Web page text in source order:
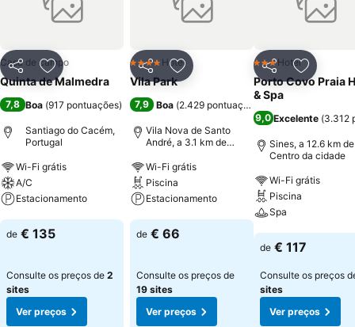
Covo a 20 km. Falamos o seu idioma!
PartilharAdicionar aos favoritos
Casa de campo
Quinta de Malmedra
7,8 Boa (917 pontuações)
Santiago do Cacém,
Portugal
Wi-Fi grátis
A/C
Estacionamento
Ver preços
de € 135
Consulte os preços de 2
sites
Ver preços
PartilharAdicionar aos favoritos
4 EstrelasHotel
Vila Park
7,9 Boa (2.429 pontuações
Vila Nova de Santo
André, a 3.1 km de
Wi-Fi grátis
Piscina
Estacionamento
Ver preços
de € 66
Consulte os preços de
19 sites
Ver preços
Partilhar
3 Estrelas
Hotel
Porto Covo Praia
& Spa
9,0 Excelente (3.312
Sines, a 12.6 km de
Centro da cidade
Wi-Fi grátis
Piscina
Spa
Ver preços
de € 117
Consulte os preços
sites
Ver preços